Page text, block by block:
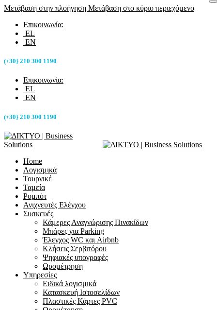
Μετάβαση στην πλοήγηση Μετάβαση στο κύριο περιεχόμενο
Επικοινωνία:
EL
EN
(+30} 210 300 1190
Επικοινωνία:
EL
EN
(+30} 210 300 1190
Home
Λογισμικά
Τουρνικέ
Ταμεία
Ρομπότ
Ανιχνευτές Ελέγχου
Συσκευές
Κάμερες Αναγνώρισης Πινακίδων
Μπάρες για Parking
Έλεγχος WC και Airbnb
Κλήσεις Σερβιτόρου
Ψηφιακές υπογραφές
Ωρομέτρηση
Υπηρεσίες
Ειδικά λογισμικά
Κατασκευή Ιστοσελίδων
Πλαστικές Κάρτες PVC